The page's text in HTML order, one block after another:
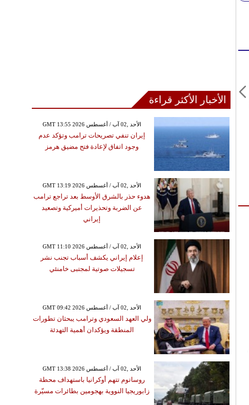
الأخبار الأكثر قراءة
GMT 13:55 2026 الأحد ,02 آب / أغسطس
إيران تنفي تصريحات ترامب وتؤكد عدم
وجود اتفاق لإعادة فتح مضيق هرمز
GMT 13:19 2026 الأحد ,02 آب / أغسطس
هدوء حذر بالشرق الأوسط بعد تراجع ترامب
عن الضربة وتحذيرات أميركية وتصعيد
إيراني
GMT 11:10 2026 الأحد ,02 آب / أغسطس
إعلام إيراني يكشف أسباب تجنب نشر
تسجيلات صوتية لمجتبى خامنئي
GMT 09:42 2026 الأحد ,02 آب / أغسطس
ولي العهد السعودي وترامب يبحثان تطورات
المنطقة ويؤكدان أهمية التهدئة
GMT 13:38 2026 الأحد ,02 آب / أغسطس
روساتوم تتهم أوكرانيا باستهداف محطة
زابوريجيا النووية بهجومين بطائرات مسيّرة